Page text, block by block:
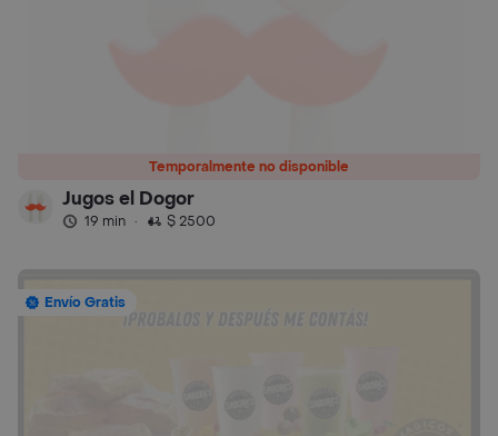
Temporalmente no disponible
Jugos el Dogor
19 min · $ 2500
Envío Gratis